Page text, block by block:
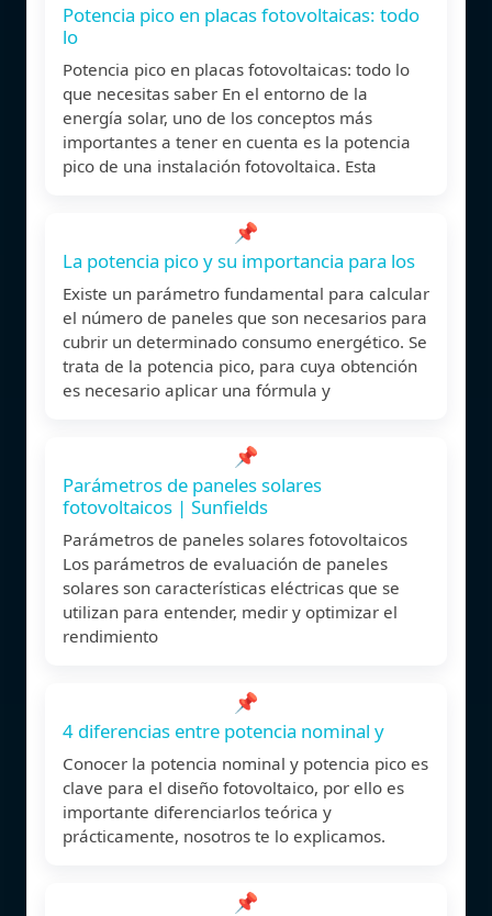
Potencia pico en placas fotovoltaicas: todo
lo
Potencia pico en placas fotovoltaicas: todo lo
que necesitas saber En el entorno de la
energía solar, uno de los conceptos más
importantes a tener en cuenta es la potencia
pico de una instalación fotovoltaica. Esta
📌
La potencia pico y su importancia para los
Existe un parámetro fundamental para calcular
el número de paneles que son necesarios para
cubrir un determinado consumo energético. Se
trata de la potencia pico, para cuya obtención
es necesario aplicar una fórmula y
📌
Parámetros de paneles solares
fotovoltaicos | Sunfields
Parámetros de paneles solares fotovoltaicos
Los parámetros de evaluación de paneles
solares son características eléctricas que se
utilizan para entender, medir y optimizar el
rendimiento
📌
4 diferencias entre potencia nominal y
Conocer la potencia nominal y potencia pico es
clave para el diseño fotovoltaico, por ello es
importante diferenciarlos teórica y
prácticamente, nosotros te lo explicamos.
📌